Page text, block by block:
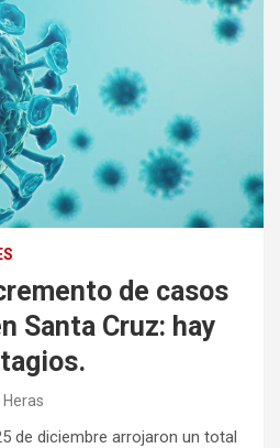
de casos
Santa Cruz: hay
Heras
de diciembre arrojaron un total